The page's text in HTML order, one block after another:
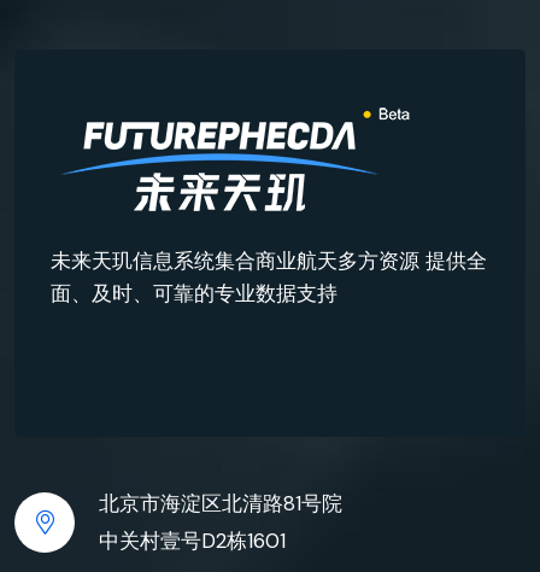
未来天玑信息系统集合商业航天多方资源 提供全
面、及时、可靠的专业数据支持
北京市海淀区北清路81号院
中关村壹号D2栋1601